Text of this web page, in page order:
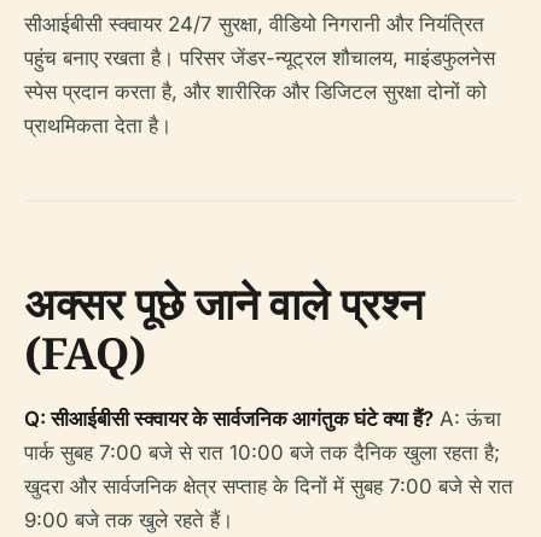
सीआईबीसी स्क्वायर 24/7 सुरक्षा, वीडियो निगरानी और नियंत्रित
पहुंच बनाए रखता है। परिसर जेंडर-न्यूट्रल शौचालय, माइंडफुलनेस
स्पेस प्रदान करता है, और शारीरिक और डिजिटल सुरक्षा दोनों को
प्राथमिकता देता है।
अक्सर पूछे जाने वाले प्रश्न
(FAQ)
Q: सीआईबीसी स्क्वायर के सार्वजनिक आगंतुक घंटे क्या हैं? A: ऊंचा
पार्क सुबह 7:00 बजे से रात 10:00 बजे तक दैनिक खुला रहता है;
खुदरा और सार्वजनिक क्षेत्र सप्ताह के दिनों में सुबह 7:00 बजे से रात
9:00 बजे तक खुले रहते हैं।